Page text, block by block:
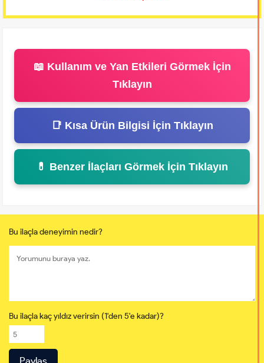
📖 Kullanım ve Yan Etkileri Görmek İçin
Tıklayın
📑 Kısa Ürün Bilgisi İçin Tıklayın
💊 Benzer İlaçları Görmek İçin Tıklayın
Bu ilaçla deneyimin nedir?
Bu ilaçla kaç yıldız verirsin (1'den 5'e kadar)?